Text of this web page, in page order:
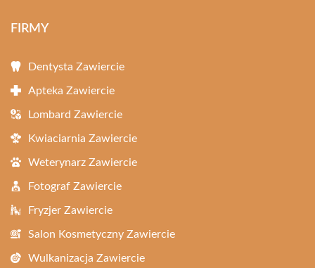
FIRMY
Dentysta Zawiercie
Apteka Zawiercie
Lombard Zawiercie
Kwiaciarnia Zawiercie
Weterynarz Zawiercie
Fotograf Zawiercie
Fryzjer Zawiercie
Salon Kosmetyczny Zawiercie
Wulkanizacja Zawiercie